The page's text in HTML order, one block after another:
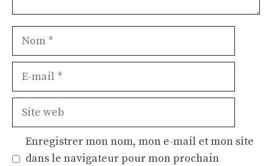
Nom
Site
Enregistrer mon nom, mon e-mail et mon site
dans le navigateur pour mon prochain